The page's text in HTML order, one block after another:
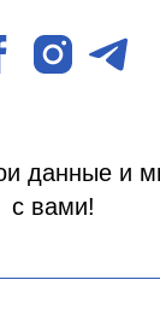
данные и
с вами!